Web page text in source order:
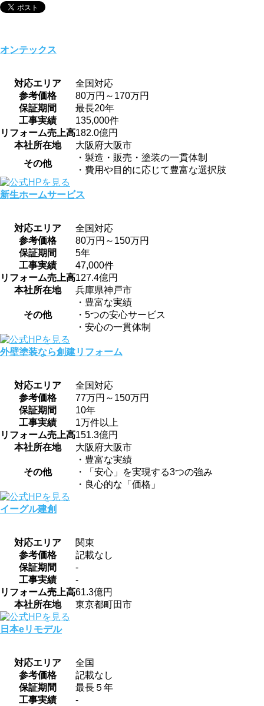
オンテックス
対応エリア
全国対応
参考価格
80万円～170万円
保証期間
最長20年
工事実績
135,000件
リフォーム売上高182.0億円
本社所在地
大阪府大阪市
その他
・製造・販売・塗装の一貫体制
・費用や目的に応じて豊富な選択肢
新生ホームサービス
対応エリア
全国対応
参考価格
80万円～150万円
保証期間
5年
工事実績
47,000件
リフォーム売上高127.4億円
本社所在地
兵庫県神戸市
その他
・豊富な実績
・5つの安心サービス
・安心の一貫体制
外壁塗装なら創建リフォーム
対応エリア
全国対応
参考価格
77万円～150万円
保証期間
10年
工事実績
1万件以上
リフォーム売上高151.3億円
本社所在地
大阪府大阪市
その他
・豊富な実績
・「安心」を実現する3つの強み
・良心的な「価格」
イーグル建創
対応エリア
関東
参考価格
記載なし
保証期間
-
工事実績
-
リフォーム売上高61.3億円
本社所在地
東京都町田市
日本eリモデル
対応エリア
全国
参考価格
記載なし
保証期間
最長５年
工事実績
-